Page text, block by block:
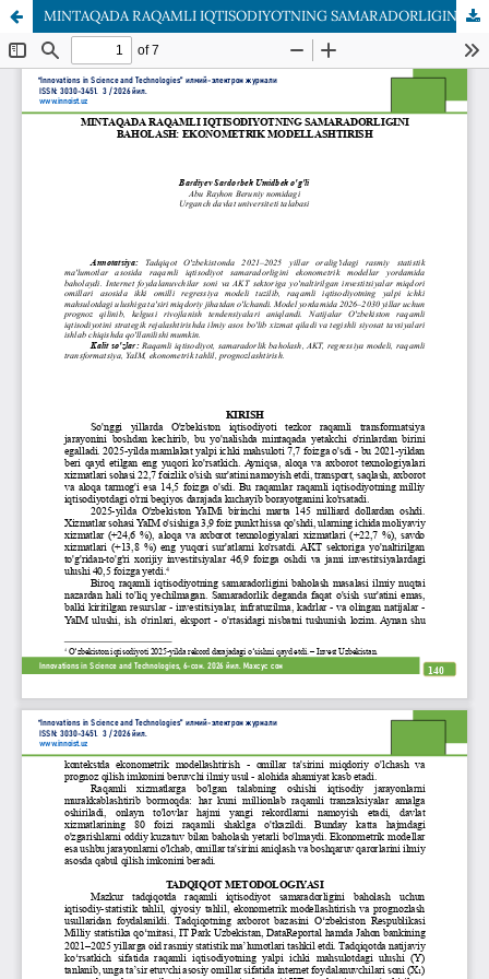
MINTAQADA RAQAMLI IQTISODIYOTNING SAMARADORLIGINI BAHOLASH: EKONOMETRIK MODELLASHTIRISH